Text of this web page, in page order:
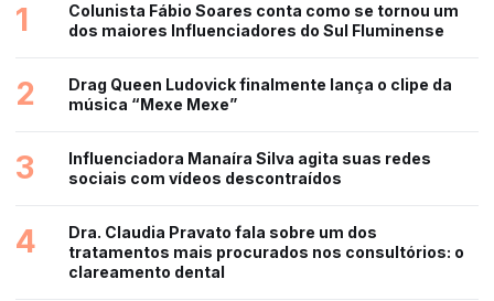
1
Colunista Fábio Soares conta como se tornou um
dos maiores Influenciadores do Sul Fluminense
2
Drag Queen Ludovick finalmente lança o clipe da
música “Mexe Mexe”
3
Influenciadora Manaíra Silva agita suas redes
sociais com vídeos descontraídos
4
Dra. Claudia Pravato fala sobre um dos
tratamentos mais procurados nos consultórios: o
clareamento dental